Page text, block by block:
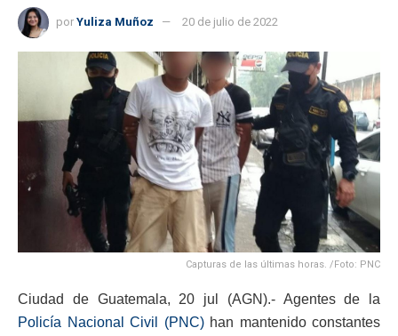
por Yuliza Muñoz 20 de julio de 2022
Capturas de las últimas horas. /Foto: PNC
Ciudad de Guatemala, 20 jul (AGN).- Agentes de la
Policía Nacional Civil (PNC)han mantenido constantes